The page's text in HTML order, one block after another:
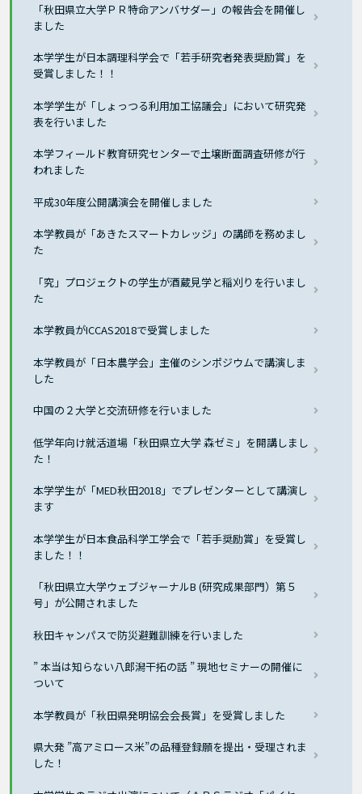
「秋田県立大学ＰＲ特命アンバサダー」の報告会を開催し
ました
本学学生が日本調理科学会で「若手研究者発表奨励賞」を
受賞しました！！
本学学生が「しょっつる利用加工協議会」において研究発
表を行いました
本学フィールド教育研究センターで土壌断面調査研修が行
われました
平成30年度公開講演会を開催しました
本学教員が「あきたスマートカレッジ」の講師を務めまし
た
「究」プロジェクトの学生が酒蔵見学と稲刈りを行いまし
た
本学教員がICCAS2018で受賞しました
本学教員が「日本農学会」主催のシンポジウムで講演しま
した
中国の２大学と交流研修を行いました
低学年向け就活道場「秋田県立大学 森ゼミ」を開講しまし
た！
本学学生が「MED秋田2018」でプレゼンターとして講演し
ます
本学学生が日本食品科学工学会で「若手奨励賞」を受賞し
ました！！
「秋田県立大学ウェブジャーナルB (研究成果部門）第５
号」が公開されました
秋田キャンパスで防災避難訓練を行いました
” 本当は知らない八郎潟干拓の話 ” 現地セミナーの開催に
ついて
本学教員が「秋田県発明協会会長賞」を受賞しました
県大発 ”高アミロース米”の品種登録願を提出・受理されま
した！